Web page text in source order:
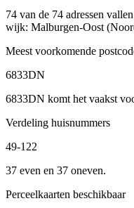
74 van de 74 adressen
wijk: Malburgen-Oost
Meest voorkomende
6833DN
6833DN komt het vaakst
Verdeling huisnummers
49-122
37 even en 37 oneven.
Perceelkaarten beschikbaar